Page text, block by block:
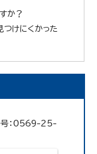
か？
つけにくかった
：0569-25-